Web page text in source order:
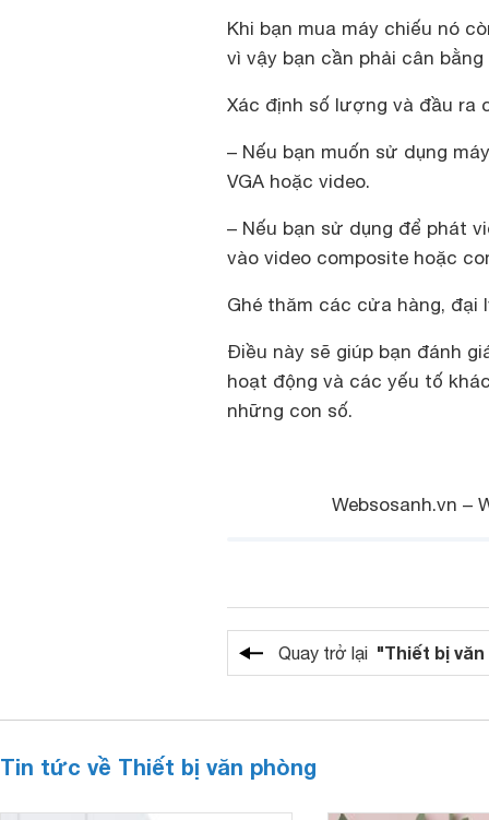
Khi bạn mua máy chiếu nó
vì vậy bạn cần phải cân
Xác định số lượng và đầu ra
– Nếu bạn muốn sử dụng
VGA hoặc video.
– Nếu bạn sử dụng để phát
vào video composite hoặc
Ghé thăm các cửa hàng, đại
Điều này sẽ giúp bạn đánh
hoạt động và các yếu tố
những con số.
Websosanh.vn –
Quay trở lại "Thiết bị
Tin tức về Thiết bị văn phòng